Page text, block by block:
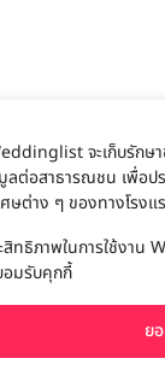
จะเก็บรักษ
ลต่อสาธารณชน เพื่อป
ษต่าง ๆ ของทางโรง
สิทธิภาพในการใช้งา
มรับคุกกี้
ย